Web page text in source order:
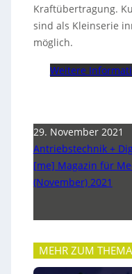
Kraftübertragung.
sind als Kleinserie
möglich.
Weitere
29. November 2021
Antriebstechnik +
[me] Magazin für
(November) 2021
MEHR ZUM THEMA